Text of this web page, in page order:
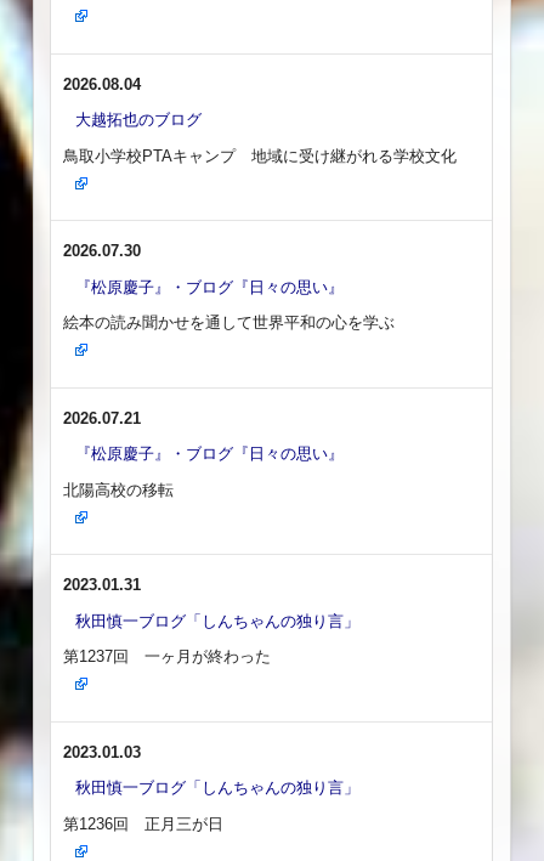
2026.08.04
大越拓也のブログ
鳥取小学校PTAキャンプ 地域に受け継がれる学校文化
2026.07.30
『松原慶子』・ブログ『日々の思い』
絵本の読み聞かせを通して世界平和の心を学ぶ
2026.07.21
『松原慶子』・ブログ『日々の思い』
北陽高校の移転
2023.01.31
秋田慎一ブログ「しんちゃんの独り言」
第1237回 一ヶ月が終わった
2023.01.03
秋田慎一ブログ「しんちゃんの独り言」
第1236回 正月三が日